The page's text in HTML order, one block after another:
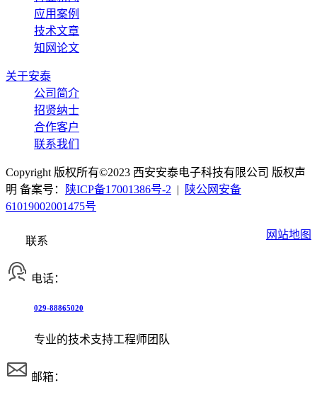
应用案例
技术文章
知网论文
关于安泰
公司简介
招贤纳士
合作客户
联系我们
Copyright 版权所有©2023 西安安泰电子科技有限公司 版权声
明 备案号：
陕ICP备17001386号-2 |
陕公网安备
61019002001475号
网站地图
联系
电话：
029-88865020
专业的技术支持工程师团队
邮箱：